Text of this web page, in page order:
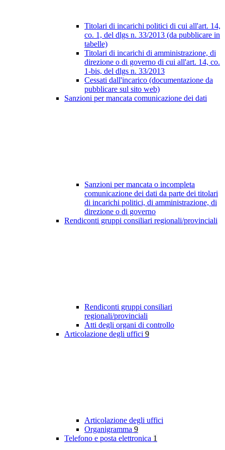
Titolari di incarichi politici di cui all'art. 14,
co. 1, del dlgs n. 33/2013 (da pubblicare in
tabelle)
Titolari di incarichi di amministrazione, di
direzione o di governo di cui all'art. 14, co.
1-bis, del dlgs n. 33/2013
Cessati dall'incarico (documentazione da
pubblicare sul sito web)
Sanzioni per mancata comunicazione dei dati
Sanzioni per mancata o incompleta
comunicazione dei dati da parte dei titolari
di incarichi politici, di amministrazione, di
direzione o di governo
Rendiconti gruppi consiliari regionali/provinciali
Rendiconti gruppi consiliari
regionali/provinciali
Atti degli organi di controllo
Articolazione degli uffici 9
Articolazione degli uffici
Organigramma 9
Telefono e posta elettronica 1